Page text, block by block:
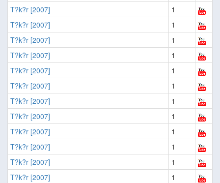
T?k?r [2007]
1
T?k?r [2007]
1
T?k?r [2007]
1
T?k?r [2007]
1
T?k?r [2007]
1
T?k?r [2007]
1
T?k?r [2007]
1
T?k?r [2007]
1
T?k?r [2007]
1
T?k?r [2007]
1
T?k?r [2007]
1
T?k?r [2007]
1